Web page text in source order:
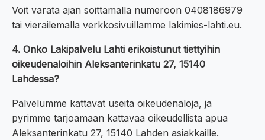
Voit varata ajan soittamalla numeroon 0408186979
tai vierailemalla verkkosivuillamme lakimies-lahti.eu.
4. Onko Lakipalvelu Lahti erikoistunut tiettyihin
oikeudenaloihin Aleksanterinkatu 27, 15140
Lahdessa?
Palvelumme kattavat useita oikeudenaloja, ja
pyrimme tarjoamaan kattavaa oikeudellista apua
Aleksanterinkatu 27, 15140 Lahden asiakkaille.